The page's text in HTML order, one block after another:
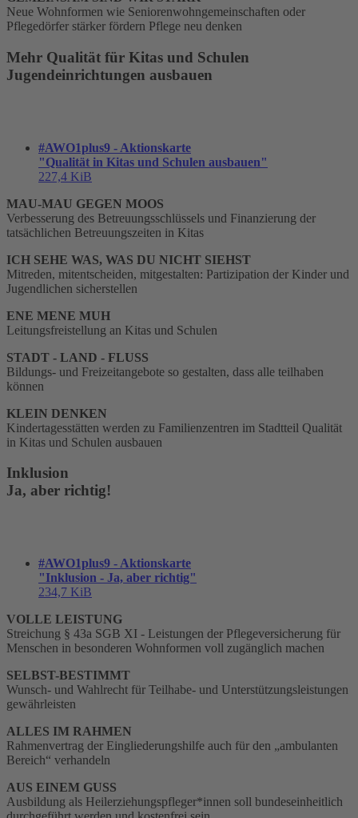
Neue Wohnformen wie Seniorenwohngemeinschaften oder
Pflegedörfer stärker fördern Pflege neu denken
Mehr Qualität für Kitas und Schulen
Jugendeinrichtungen ausbauen
#AWO1plus9 - Aktionskarte
"Qualität in Kitas und Schulen ausbauen"
227,4 KiB
MAU-MAU GEGEN MOOS
Verbesserung des Betreuungsschlüssels und Finanzierung der
tatsächlichen Betreuungszeiten in Kitas
ICH SEHE WAS, WAS DU NICHT SIEHST
Mitreden, mitentscheiden, mitgestalten: Partizipation der Kinder und
Jugendlichen sicherstellen
ENE MENE MUH
Leitungsfreistellung an Kitas und Schulen
STADT - LAND - FLUSS
Bildungs- und Freizeitangebote so gestalten, dass alle teilhaben
können
KLEIN DENKEN
Kindertagesstätten werden zu Familienzentren im Stadtteil Qualität
in Kitas und Schulen ausbauen
Inklusion
Ja, aber richtig!
#AWO1plus9 - Aktionskarte
"Inklusion - Ja, aber richtig"
234,7 KiB
VOLLE LEISTUNG
Streichung § 43a SGB XI - Leistungen der Pflegeversicherung für
Menschen in besonderen Wohnformen voll zugänglich machen
SELBST-BESTIMMT
Wunsch- und Wahlrecht für Teilhabe- und Unterstützungsleistungen
gewährleisten
ALLES IM RAHMEN
Rahmenvertrag der Eingliederungshilfe auch für den „ambulanten
Bereich“ verhandeln
AUS EINEM GUSS
Ausbildung als Heilerziehungspfleger*innen soll bundeseinheitlich